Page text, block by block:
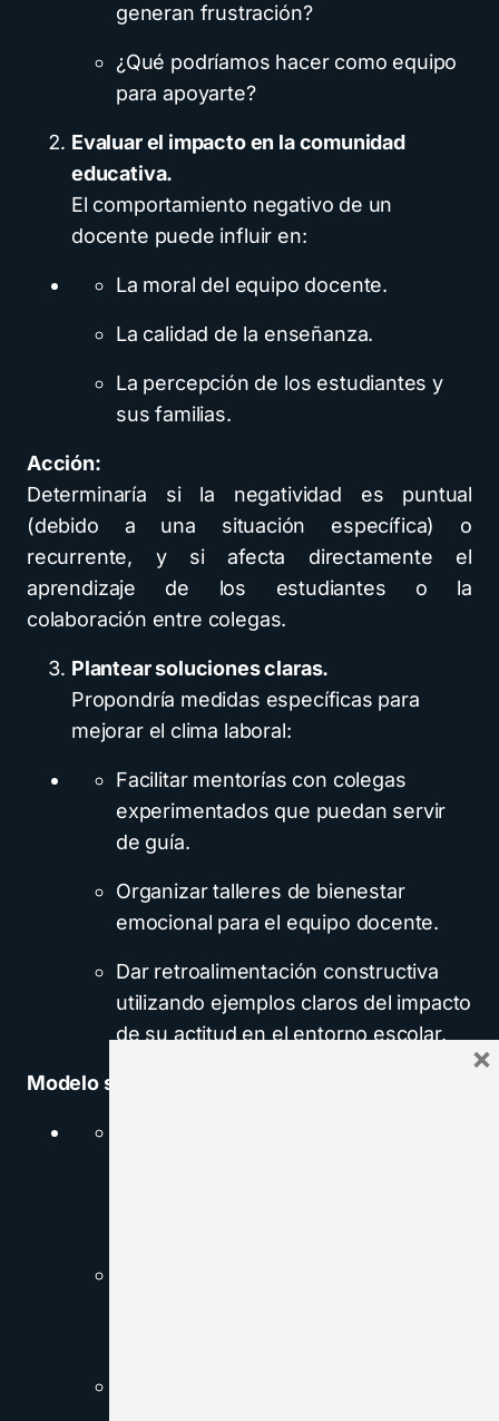
generan frustración?
¿Qué podríamos hacer como equipo
para apoyarte?
Evaluar el impacto en la comunidad
educativa.
El comportamiento negativo de un
docente puede influir en:
La moral del equipo docente.
La calidad de la enseñanza.
La percepción de los estudiantes y
sus familias.
Acción:
Determinaría si la negatividad es puntual
(debido a una situación específica) o
recurrente, y si afecta directamente el
aprendizaje de los estudiantes o la
colaboración entre colegas.
Plantear soluciones claras.
Propondría medidas específicas para
mejorar el clima laboral:
Facilitar mentorías con colegas
experimentados que puedan servir
de guía.
Organizar talleres de bienestar
emocional para el equipo docente.
Dar retroalimentación constructiva
utilizando ejemplos claros del impacto
de su actitud en el entorno escolar.
Modelo sugerido:
×